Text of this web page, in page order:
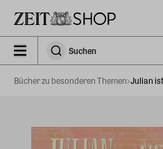
SuchenSuchen
Bücher zu besonderen Themen Julian